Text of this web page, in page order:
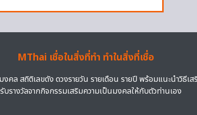
MThai เชื่อในสิ่งที่ทำ ทำในสิ่งที่เชื่อ
งคล สถิติเลขดัง ดวงรายวัน รายเดือน รายปี พร้อมแนะนำวิธีเส
บรางวัลจากกิจกรรมเสริมความเป็นมงคลให้กับตัวท่านเอง